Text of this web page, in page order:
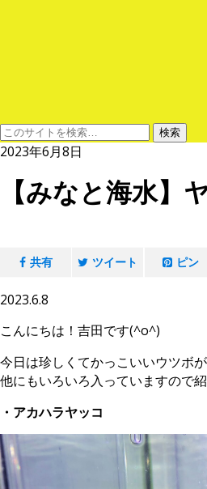
2023年6月8日
【みなと海水】
共有 ツイート ピン
2023.6.8
こんにちは！吉田です(^o^)
今日は珍しくてかっこいいウツボ
他にもいろいろ入っていますので
・アカハラヤッコ